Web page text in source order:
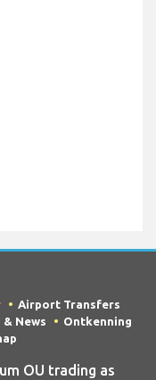
Airport Transfers
News
Ontkenning
OU trading as